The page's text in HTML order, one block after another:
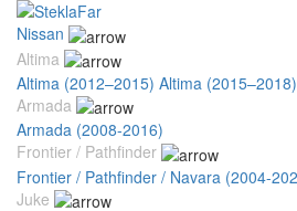
Nissan
Altima
Altima (2012–2015) Altima (2015–2018)
Armada
Armada (2008-2016)
Frontier / Pathfinder
Frontier / Pathfinder / Navara (2004-
Juke